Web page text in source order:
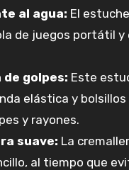
al agua: El
de juegos portátil
de golpes: Este
elástica y
y rayones.
suave: La
al tiempo que